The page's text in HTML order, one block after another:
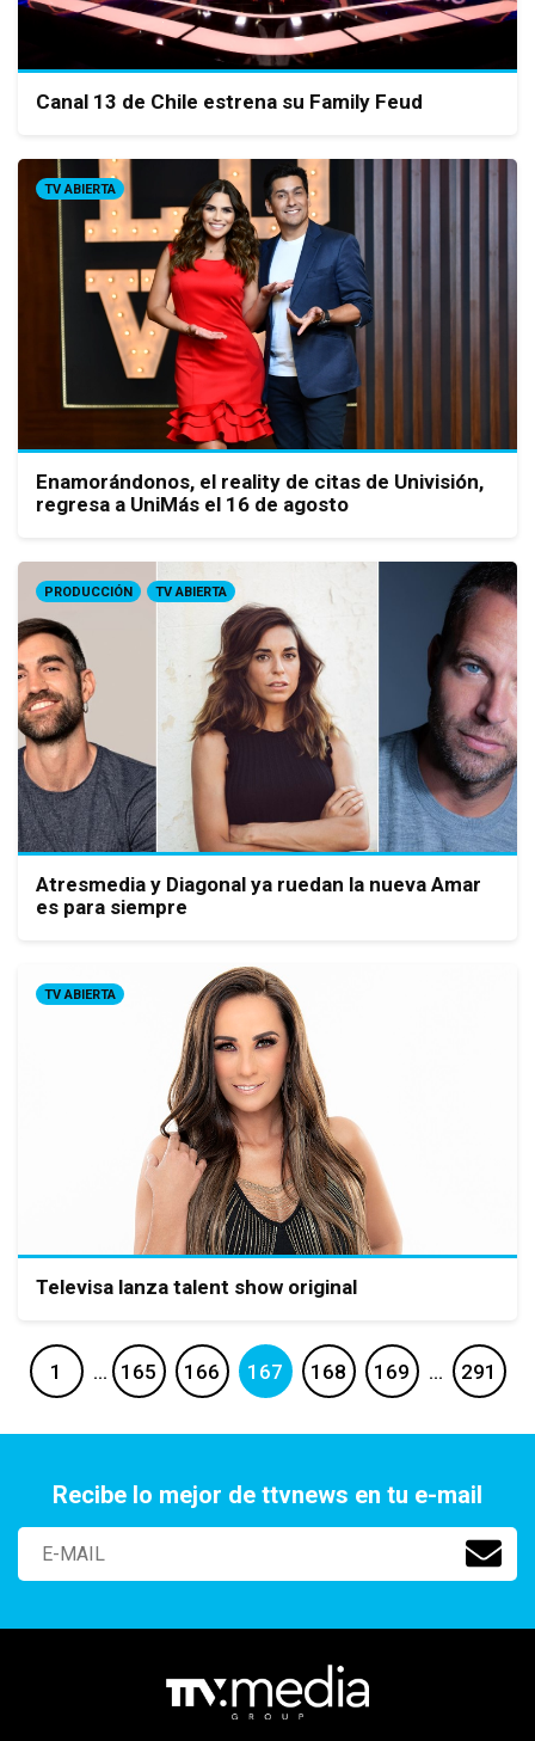
Canal 13 de Chile estrena su Family Feud
TV ABIERTA
Enamorándonos, el reality de citas de Univisión,
regresa a UniMás el 16 de agosto
PRODUCCIÓN TV ABIERTA
Atresmedia y Diagonal ya ruedan la nueva Amar
es para siempre
TV ABIERTA
Televisa lanza talent show original
1 … 165 166 167 168 169 … 291
Recibe lo mejor de ttvnews en tu e-mail